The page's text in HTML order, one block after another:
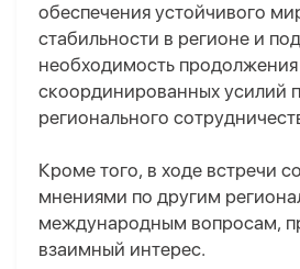
обеспечения устойчивого
стабильности в регионе и
необходимость
скоординированных усилий
регионального
Кроме того, в ходе встречи
мнениями по другим
международным вопросам,
взаимный интерес.